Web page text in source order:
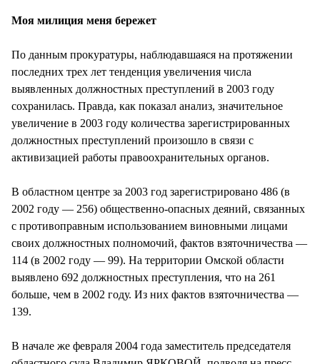
Моя милиция меня бережет
По данным прокуратуры, наблюдавшаяся на протяжении
последних трех лет тенденция увеличения числа
выявленных должностных преступлений в 2003 году
сохранилась. Правда, как показал анализ, значительное
увеличение в 2003 году количества зарегистрированных
должностных преступлений произошло в связи с
активизацией работы правоохранительных органов.
В областном центре за 2003 год зарегистрировано 486 (в
2002 году — 256) общественно-опасных деяний, связанных
с противоправным использованием виновными лицами
своих должностных полномочий, фактов взяточничества —
114 (в 2002 году — 99). На территории Омской области
выявлено 692 должностных преступления, что на 261
больше, чем в 2002 году. Из них фактов взяточничества —
139.
В начале же февраля 2004 года заместитель председателя